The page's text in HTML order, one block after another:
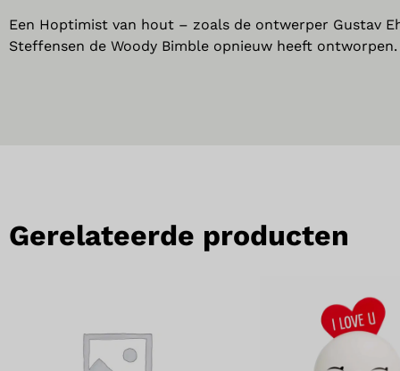
Een Hoptimist van hout – zoals de ontwerper Gustav
Steffensen de Woody Bimble opnieuw heeft ontworpen.
Gerelateerde producten